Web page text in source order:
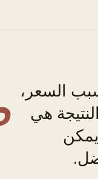
السعر،
هي
يمكن